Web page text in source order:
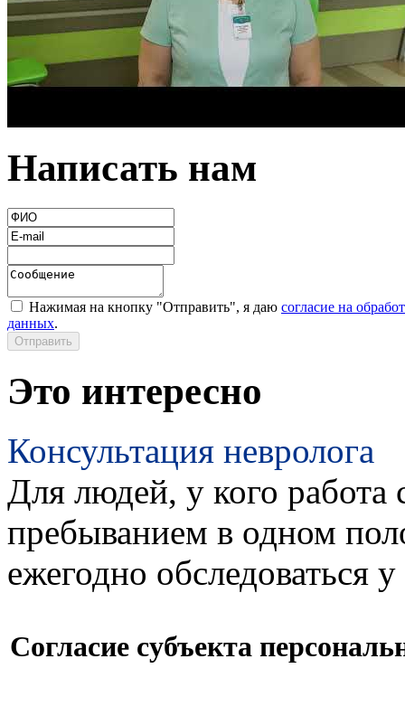
Написать нам
Нажимая на кнопку "Отправить", я даю согласие на
данных.
Это интересно
Консультация невролога
Для людей, у кого работа
пребыванием в одном
ежегодно обследоваться
Согласие субъекта